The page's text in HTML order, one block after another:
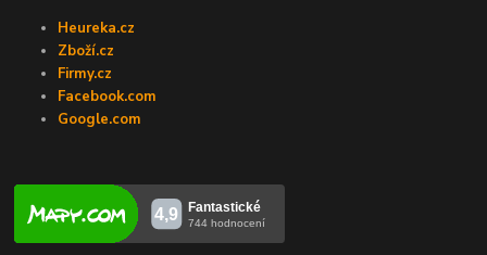
Heureka.cz
Zboží.cz
Firmy.cz
Facebook.com
Google.com